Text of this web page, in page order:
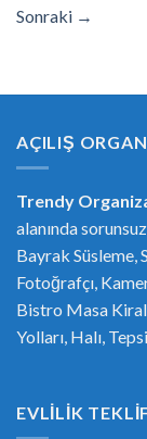
Sonraki →
AÇILIŞ
Trendy
alanında
Bayrak Süsleme,
Fotoğrafçı,
Bistro Masa
Yolları, Halı,
EVLILIK